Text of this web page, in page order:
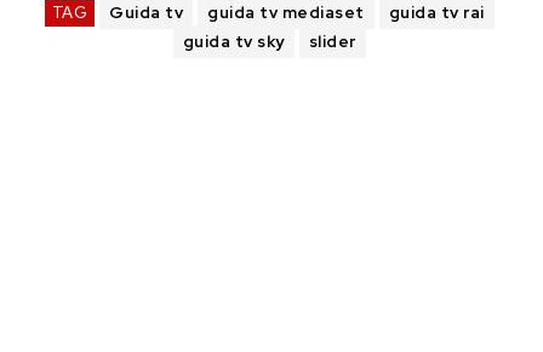
TAG Guida tv guida tv mediaset
guida tv rai
guida tv sky
slider